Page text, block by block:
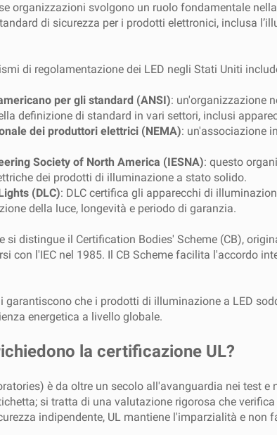
organizzazioni svolgono un ruolo fondamentale
di sicurezza per i prodotti elettronici, inclusa
di regolamentazione dei LED negli Stati Uniti
per gli standard (ANSI): un'organizzazione
definizione di standard in vari settori, inclusi
dei produttori elettrici (NEMA): un'associazione
Society of North America (IESNA): questo
dei prodotti di illuminazione a stato solido.
(DLC): DLC certifica gli apparecchi di
della luce, longevità e periodo di garanzia.
si distingue il Certification Bodies' Scheme (CB),
con l'IEC nel 1985. Il CB Scheme facilita l'accordo
garantiscono che i prodotti di illuminazione a LED
energetica a livello globale.
la certificazione UL?
è da oltre un secolo all'avanguardia nei test
si tratta di una valutazione rigorosa che
indipendente, UL mantiene l'imparzialità e non